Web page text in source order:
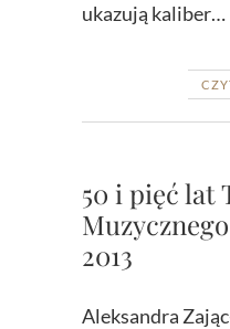
ukazują kaliber…
50 i pięć lat
2013
Aleksandra